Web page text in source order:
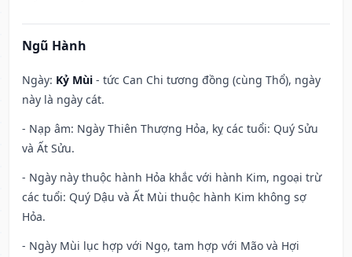
Ngũ Hành
Ngày: Kỷ Mùi - tức Can Chi tương đồng (cùng Thổ), ngày
này là ngày cát.
- Nạp âm: Ngày Thiên Thượng Hỏa, kỵ các tuổi: Quý Sửu
và Ất Sửu.
- Ngày này thuộc hành Hỏa khắc với hành Kim, ngoại trừ
các tuổi: Quý Dậu và Ất Mùi thuộc hành Kim không sợ
Hỏa.
- Ngày Mùi lục hợp với Ngọ, tam hợp với Mão và Hợi